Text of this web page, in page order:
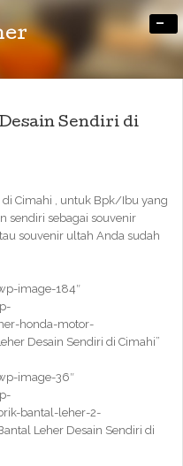
-
Sendiri di
di Cimahi , untuk Bpk/Ibu yang
sendiri sebagai souvenir
souvenir ultah Anda sudah
image-184″
honda-motor-
Desain Sendiri di Cimahi”
image-36″
bantal-leher-2-
Leher Desain Sendiri di